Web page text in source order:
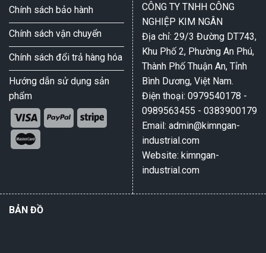
Chính sách bảo hành
Chính sách vận chuyển
Chính sách đổi trả hàng hóa
Hướng dẫn sử dụng sản
phẩm
CÔNG TY TNHH CÔNG
NGHIỆP KIM NGÂN
Địa chỉ: 29/3 Đường DT743,
Khu Phố 2, Phường An Phú,
Thành Phố Thuận An, Tỉnh
Bình Dương, Việt Nam.
Điện thoại: 0979540178 -
0989563455 - 0383900179
Email: admin@kimngan-
industrial.com
Website: kimngan-
industrial.com
BẢN ĐỒ